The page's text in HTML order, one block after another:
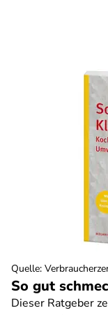
So gut
Dieser Ratgeber
Quelle: